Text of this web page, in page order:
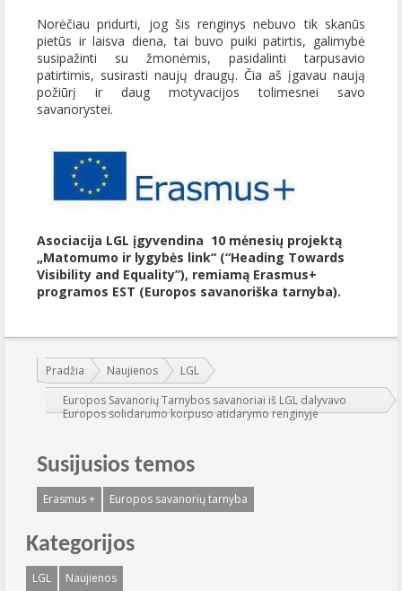
Norėčiau pridurti, jog šis renginys nebuvo tik skanūs
pietūs ir laisva diena, tai buvo puiki patirtis, galimybė
susipažinti su žmonėmis, pasidalinti tarpusavio
patirtimis, susirasti naujų draugų. Čia aš įgavau naują
požiūrį ir daug motyvacijos tolimesnei savo
savanorystei.
Asociacija LGL įgyvendina 10 mėnesių projektą
„Matomumo ir lygybės link“ (“Heading Towards
Visibility and Equality”), remiamą Erasmus+
programos EST (Europos savanoriška tarnyba).
Jūs esate čia:
Pradžia Naujienos
LGL
Europos Savanorių Tarnybos savanoriai iš LGL dalyvavo
Europos solidarumo korpuso atidarymo renginyje
Susijusios temos
Erasmus + Europos savanorių tarnyba
Kategorijos
LGL Naujienos